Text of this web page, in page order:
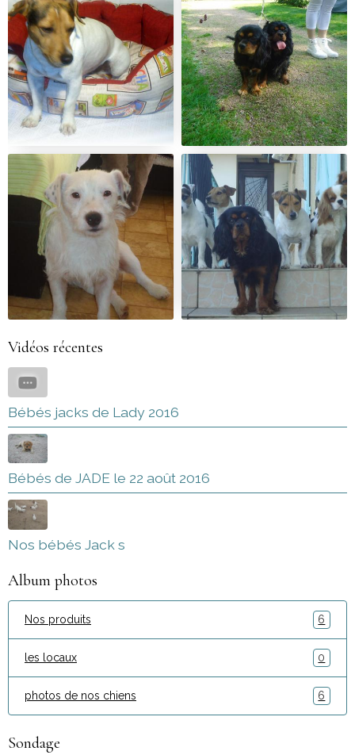
Vidéos récentes
Bébés jacks de Lady 2016
Bébés de JADE le 22 août 2016
Nos bébés Jack s
Album photos
Nos produits 6
les locaux 0
photos de nos chiens 6
Sondage